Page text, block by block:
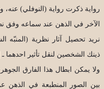
رواية ذكرت رواية (النوفلي) عنه،
الآخر في الذهن عند سماعه وفق
نريد تحصيل آثار نظرية
ذينك الشخصين لنقل تأثير احدهما ـ
ولا يمكن ابطال هذا الفارق
بين الصور المنطبعة في الذهن